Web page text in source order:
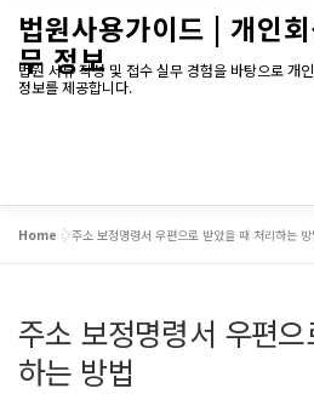
법원사용가이드 | 개인
무 정보
법원 서류 작성 및 접수 실무 경험을 바탕으로 개
정보를 제공합니다.
Home »주소 보정명령서 우편으로 받았을 때 처리하는 방
주소 보정명령서 우편
하는 방법